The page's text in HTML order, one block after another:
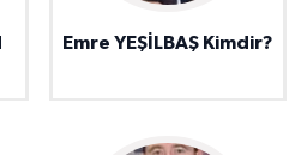
Emre YEŞİLBAŞ Kimdir?